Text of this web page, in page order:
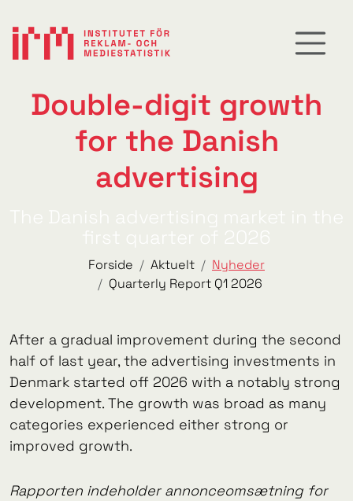
Double-digit growth
for the Danish
advertising
Forside Aktuelt
Nyheder
Quarterly Report Q1 2026
After a gradual improvement during the second
half of last year, the advertising investments in
Denmark started off 2026 with a notably strong
development. The growth was broad as many
categories experienced either strong or
improved growth.
Rapporten indeholder annonceomsætning for